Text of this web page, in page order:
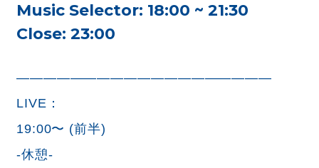
Music Selector: 18:00 ~ 21:30
Close: 23:00
———————————————————
LIVE：
19:00〜 (前半)
-休憩-